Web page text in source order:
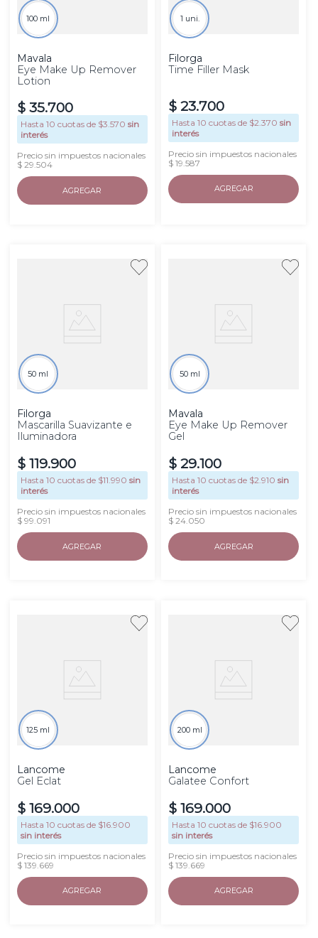
100 ml
Mavala
Eye Make Up Remover
Lotion
$ 35.700
Hasta 10 cuotas de $3.570 sin
interés
Precio sin impuestos nacionales
$ 29.504
AGREGAR
1 uni.
Filorga
Time Filler Mask
$ 23.700
Hasta10 cuotas de $2.370 sin
interés
Precio sin impuestos nacionales
$ 19.587
AGREGAR
50 ml
Filorga
Mascarilla Suavizante e
Iluminadora
$ 119.900
Hasta 10 cuotas de $11.990 sin
interés
Precio sin impuestos nacionales
$ 99.091
AGREGAR
50 ml
Mavala
Eye Make Up Remover
Gel
$ 29.100
Hasta10 cuotas de $2.910 sin
interés
Precio sin impuestos nacionales
$ 24.050
AGREGAR
125 ml
Lancome
Gel Eclat
$ 169.000
Hasta 10 cuotas de $16.900
sin interés
Precio sin impuestos nacionales
$ 139.669
AGREGAR
200 ml
Lancome
Galatee Confort
$ 169.000
Hasta10 cuotas de $16.900
sin interés
Precio sin impuestos nacionales
$ 139.669
AGREGAR